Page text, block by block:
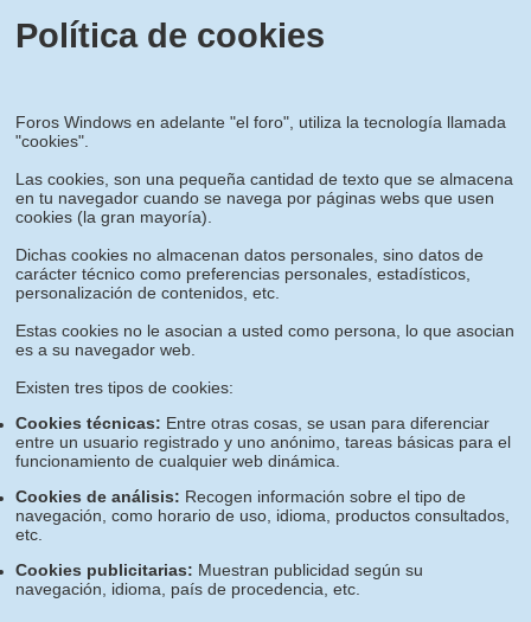
Política de cookies
Foros Windows en adelante "el foro", utiliza la tecnología llamada
"cookies".
Las cookies, son una pequeña cantidad de texto que se almacena
en tu navegador cuando se navega por páginas webs que usen
cookies (la gran mayoría).
Dichas cookies no almacenan datos personales, sino datos de
carácter técnico como preferencias personales, estadísticos,
personalización de contenidos, etc.
Estas cookies no le asocian a usted como persona, lo que asocian
es a su navegador web.
Existen tres tipos de cookies:
Cookies técnicas: Entre otras cosas, se usan para diferenciar
entre un usuario registrado y uno anónimo, tareas básicas para el
funcionamiento de cualquier web dinámica.
Cookies de análisis: Recogen información sobre el tipo de
navegación, como horario de uso, idioma, productos consultados,
etc.
Cookies publicitarias: Muestran publicidad según su
navegación, idioma, país de procedencia, etc.